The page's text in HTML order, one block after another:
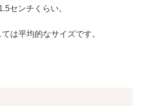
センチくらい。
は平均的なサイズです。